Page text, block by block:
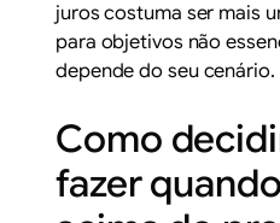
juros costuma ser mais
para objetivos não
depende do seu cenário.
Como
fazer